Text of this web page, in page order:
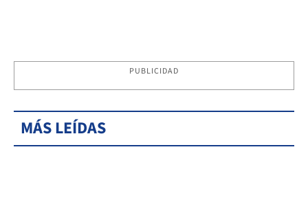
PUBLICIDAD
MÁS LEÍDAS